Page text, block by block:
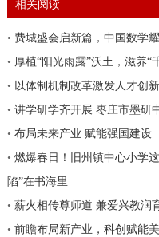
相关阅读
• 费城盛会启新篇，中国数学
• 厚植“阳光雨露”沃土，滋养“
• 以体制机制改革激发人才创
• 讲学研学齐开展 枣庄市墨研
• 布局未来产业 赋能强国建设
• 燃爆春日！旧州镇中心小学
陷”在书海里
• 薪火相传尊师道 兼爱兴教润
• 前瞻布局新产业，科创赋能